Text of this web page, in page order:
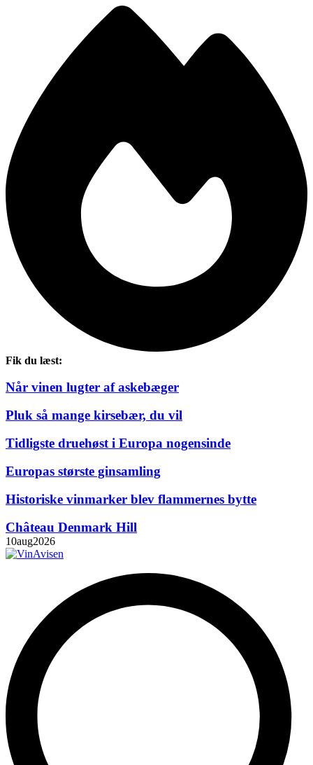
Fik du læst:
Når vinen lugter af askebæger
Pluk så mange kirsebær, du vil
Tidligste druehøst i Europa nogensinde
Europas største ginsamling
Historiske vinmarker blev flammernes bytte
Château Denmark Hill
10aug2026